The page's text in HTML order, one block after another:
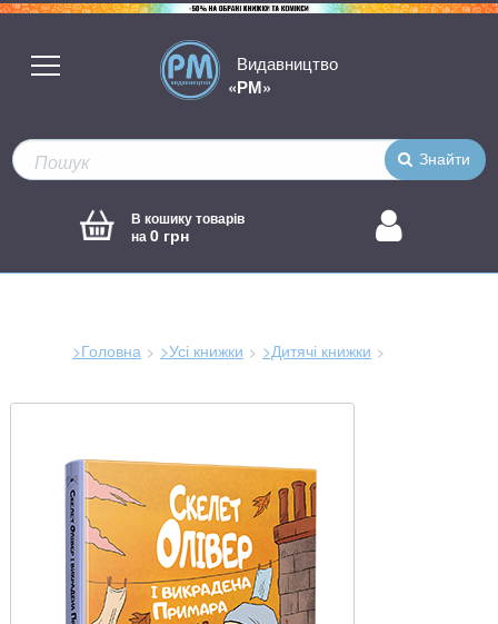
Видавництво
«РМ»
Знайти
В кошику товарів
на0 грн
>Головна >Усі книжки
>Дитячі книжки
тут: